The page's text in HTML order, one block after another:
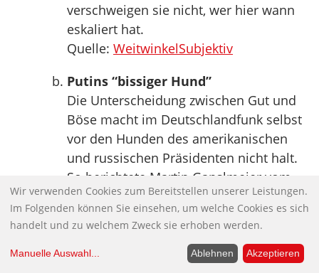
verschweigen sie nicht, wer hier wann
eskaliert hat.
Quelle: WeitwinkelSubjektiv
Putins “bissiger Hund”
Die Unterscheidung zwischen Gut und
Böse macht im Deutschlandfunk selbst
vor den Hunden des amerikanischen
und russischen Präsidenten nicht halt.
So berichtete Martin Ganslmeier vom
Besuch der Kanzlerin in den USA: […]
„Im Weißen Haus muss sich Angela
Merkel jedenfalls nicht vor einem
bissigen Hund fürchten. Obamas
Wir verwenden Cookies zum Bereitstellen unserer Leistungen.
Im Folgenden können Sie einsehen, um welche Cookies es sich
handelt und zu welchem Zweck sie erhoben werden.
Manuelle Auswahl... Ablehnen Akzeptieren